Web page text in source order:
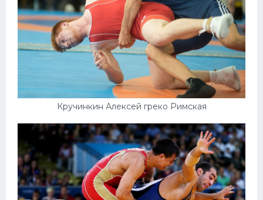
Кручинкин Алексей греко Римская